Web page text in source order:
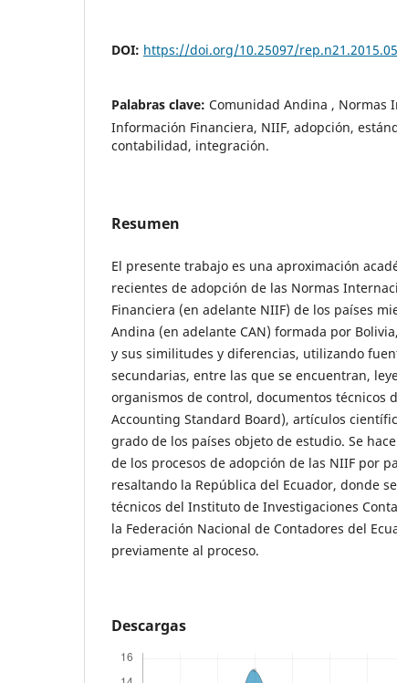
DOI: https://doi.org/10.25097/rep.n21.2015.05
Palabras clave: Comunidad Andina , Normas
Información Financiera, NIIF, adopción,
contabilidad, integración.
Resumen
El presente trabajo es una aproximación
recientes de adopción de las Normas
Financiera (en adelante NIIF) de los países
Andina (en adelante CAN) formada por
y sus similitudes y diferencias, utilizando
secundarias, entre las que se encuentran,
organismos de control, documentos técnicos
Accounting Standard Board), artículos
grado de los países objeto de estudio. Se
de los procesos de adopción de las NIIF por
resaltando la República del Ecuador, donde
técnicos del Instituto de Investigaciones
la Federación Nacional de Contadores del
previamente al proceso.
Descargas